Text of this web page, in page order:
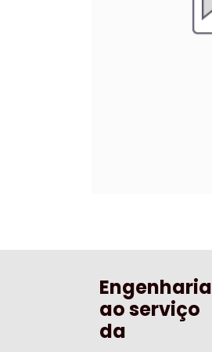
Engenharia
ao serviço
da